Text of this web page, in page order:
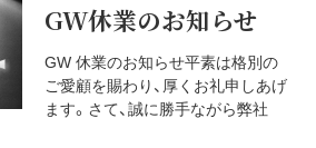
GW休業のお知らせ
GW 休業のお知らせ平素は格別の
ご愛顧を賜わり、厚くお礼申しあげ
ます。さて、誠に勝手ながら弊社